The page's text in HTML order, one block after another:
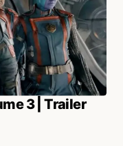
3 | Trailer